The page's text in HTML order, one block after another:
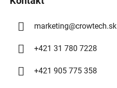
marketing@crowtech.sk
+421 31 780 7228
+421 905 775 358